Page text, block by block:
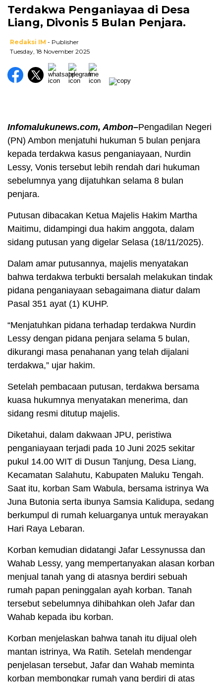
Terdakwa Penganiayaa di Desa
Liang, Divonis 5 Bulan Penjara.
Redaksi IM - Publisher
Tuesday, 18 November 2025
Infomalukunews.com, Ambon–Pengadilan Negeri
(PN) Ambon menjatuhi hukuman 5 bulan penjara
kepada terdakwa kasus penganiayaan, Nurdin
Lessy, Vonis tersebut lebih rendah dari hukuman
sebelumnya yang dijatuhkan selama 8 bulan
penjara.
Putusan dibacakan Ketua Majelis Hakim Martha
Maitimu, didampingi dua hakim anggota, dalam
sidang putusan yang digelar Selasa (18/11/2025).
Dalam amar putusannya, majelis menyatakan
bahwa terdakwa terbukti bersalah melakukan tindak
pidana penganiayaan sebagaimana diatur dalam
Pasal 351 ayat (1) KUHP.
“Menjatuhkan pidana terhadap terdakwa Nurdin
Lessy dengan pidana penjara selama 5 bulan,
dikurangi masa penahanan yang telah dijalani
terdakwa,” ujar hakim.
Setelah pembacaan putusan, terdakwa bersama
kuasa hukumnya menyatakan menerima, dan
sidang resmi ditutup majelis.
Diketahui, dalam dakwaan JPU, peristiwa
penganiayaan terjadi pada 10 Juni 2025 sekitar
pukul 14.00 WIT di Dusun Tanjung, Desa Liang,
Kecamatan Salahutu, Kabupaten Maluku Tengah.
Saat itu, korban Sam Wabula, bersama istrinya Wa
Juna Butonia serta ibunya Samsia Kalidupa, sedang
berkumpul di rumah keluarganya untuk merayakan
Hari Raya Lebaran.
Korban kemudian didatangi Jafar Lessynussa dan
Wahab Lessy, yang mempertanyakan alasan korban
menjual tanah yang di atasnya berdiri sebuah
rumah papan peninggalan ayah korban. Tanah
tersebut sebelumnya dihibahkan oleh Jafar dan
Wahab kepada ibu korban.
Korban menjelaskan bahwa tanah itu dijual oleh
mantan istrinya, Wa Ratih. Setelah mendengar
penjelasan tersebut, Jafar dan Wahab meminta
korban membongkar rumah yang berdiri di atas